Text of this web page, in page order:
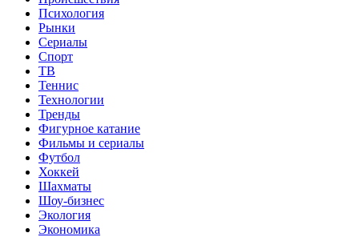
Психология
Рынки
Сериалы
Спорт
ТВ
Теннис
Технологии
Тренды
Фигурное катание
Фильмы и сериалы
Футбол
Хоккей
Шахматы
Шоу-бизнес
Экология
Экономика